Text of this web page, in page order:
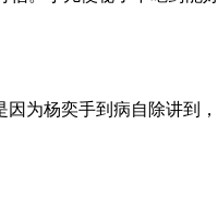
为杨奕手到病自除讲